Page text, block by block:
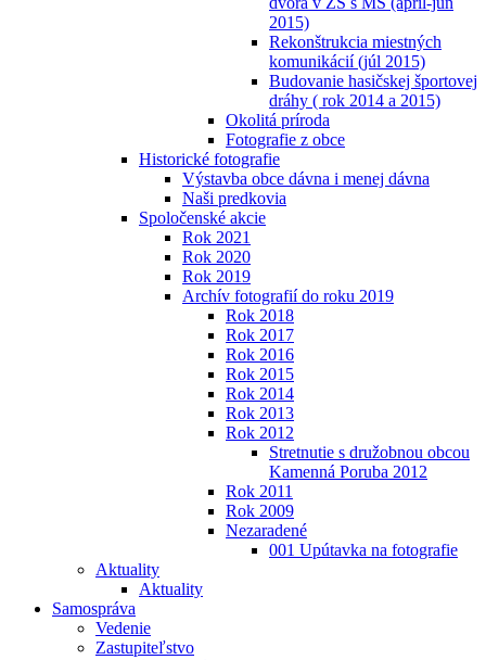
2015)
Rekonštrukcia miestných
komunikácií (júl 2015)
Budovanie hasičskej športovej
dráhy ( rok 2014 a 2015)
Okolitá príroda
Fotografie z obce
Historické fotografie
Výstavba obce dávna i menej dávna
Naši predkovia
Spoločenské akcie
Rok 2021
Rok 2020
Rok 2019
Archív fotografií do roku 2019
Rok 2018
Rok 2017
Rok 2016
Rok 2015
Rok 2014
Rok 2013
Rok 2012
Stretnutie s družobnou obcou
Kamenná Poruba 2012
Rok 2011
Rok 2009
Nezaradené
001 Upútavka na fotografie
Aktuality
Aktuality
Samospráva
Vedenie
Zastupiteľstvo